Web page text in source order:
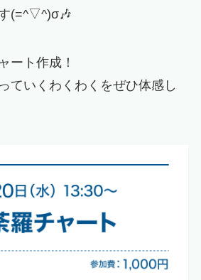
(=^▽^)σ🎶
ート作成！
ていくわくわくをぜひ体感し